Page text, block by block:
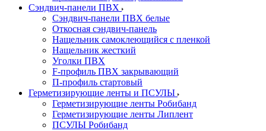
Сэндвич-панели ПВХ
Сэндвич-панели ПВХ белые
Откосная сэндвич-панель
Нащельник самоклеющийся с пленкой
Нащельник жесткий
Уголки ПВХ
F-профиль ПВХ закрывающий
П-профиль стартовый
Герметизирующие ленты и ПСУЛЫ
Герметизирующие ленты Робибанд
Герметизирующие ленты Липлент
ПСУЛЫ Робибанд